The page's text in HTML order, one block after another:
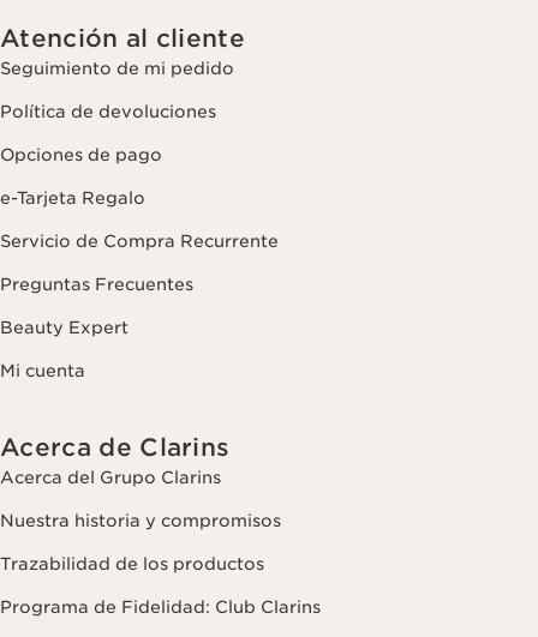
Atención al cliente
Seguimiento de mi pedido
Política de devoluciones
Opciones de pago
e-Tarjeta Regalo
Servicio de Compra Recurrente
Preguntas Frecuentes
Beauty Expert
Mi cuenta
Acerca de Clarins
Acerca del Grupo Clarins
Nuestra historia y compromisos
Trazabilidad de los productos
Programa de Fidelidad: Club Clarins